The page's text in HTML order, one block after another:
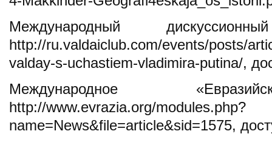
Международный
http://ru.valdaiclub.com/events/posts/
valday-s-uchastiem-vladimira-putina/,
Международное
http://www.evrazia.org/modules.php?
name=News&file=article&sid=1575,